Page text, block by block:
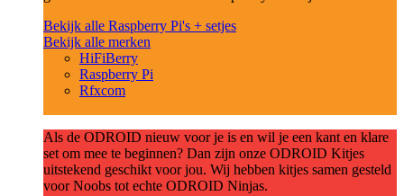
Bekijk alle Raspberry Pi's + setjes
Bekijk alle merken
HiFiBerry
Raspberry Pi
Rfxcom
Als de ODROID nieuw voor je is en wil je een kant en klare
set om mee te beginnen? Dan zijn onze ODROID Kitjes
uitstekend geschikt voor jou. Wij hebben kitjes samen gesteld
voor Noobs tot echte ODROID Ninjas.